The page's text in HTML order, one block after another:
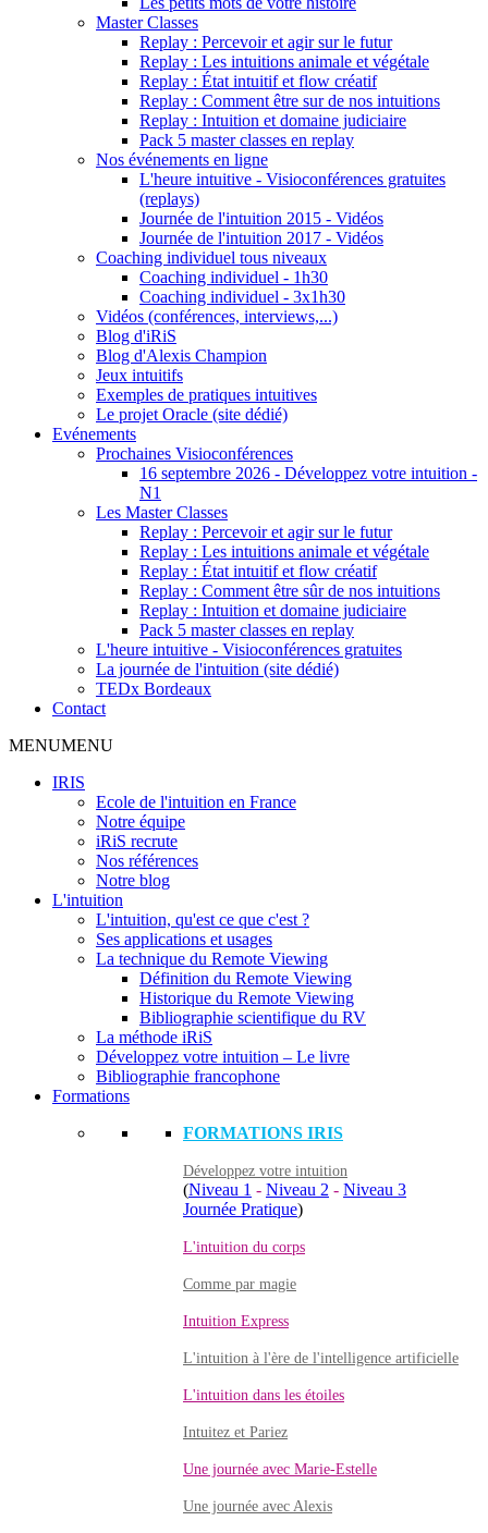
Master Classes
Replay : Percevoir et agir sur le futur
Replay : Les intuitions animale et végétale
Replay : État intuitif et flow créatif
Replay : Comment être sur de nos intuitions
Replay : Intuition et domaine judiciaire
Pack 5 master classes en replay
Nos événements en ligne
L'heure intuitive - Visioconférences gratuites
(replays)
Journée de l'intuition 2015 - Vidéos
Journée de l'intuition 2017 - Vidéos
Coaching individuel tous niveaux
Coaching individuel - 1h30
Coaching individuel - 3x1h30
Vidéos (conférences, interviews,...)
Blog d'iRiS
Blog d'Alexis Champion
Jeux intuitifs
Exemples de pratiques intuitives
Le projet Oracle (site dédié)
Evénements
Prochaines Visioconférences
16 septembre 2026 - Développez votre intuition -
N1
Les Master Classes
Replay : Percevoir et agir sur le futur
Replay : Les intuitions animale et végétale
Replay : État intuitif et flow créatif
Replay : Comment être sûr de nos intuitions
Replay : Intuition et domaine judiciaire
Pack 5 master classes en replay
L'heure intuitive - Visioconférences gratuites
La journée de l'intuition (site dédié)
TEDx Bordeaux
Contact
MENUMENU
IRIS
Ecole de l'intuition en France
Notre équipe
iRiS recrute
Nos références
Notre blog
L'intuition
L'intuition, qu'est ce que c'est ?
Ses applications et usages
La technique du Remote Viewing
Définition du Remote Viewing
Historique du Remote Viewing
Bibliographie scientifique du RV
La méthode iRiS
Développez votre intuition – Le livre
Bibliographie francophone
Formations
FORMATIONS IRIS
Développez votre intuition
(Niveau 1 - Niveau 2 - Niveau 3
Journée Pratique)
L'intuition du corps
Comme par magie
Intuition Express
L'intuition à l'ère de l'intelligence artificielle
L'intuition dans les étoiles
Intuitez et Pariez
Une journée avec Marie-Estelle
Une journée avec Alexis